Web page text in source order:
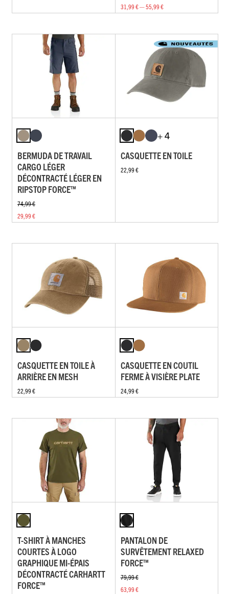
31,99 € — 55,99 €
BERMUDA DE TRAVAIL
CARGO LÉGER
DÉCONTRACTÉ LÉGER EN
RIPSTOP FORCE™
74,99 €
29,99 €
+ 4
CASQUETTE EN TOILE
22,99 €
CASQUETTE EN TOILE À
ARRIÈRE EN MESH
22,99 €
CASQUETTE EN COUTIL
FERME À VISIÈRE PLATE
24,99 €
T-SHIRT À MANCHES
COURTES À LOGO
GRAPHIQUE MI-ÉPAIS
DÉCONTRACTÉ CARHARTT
FORCE™
PANTALON DE
SURVÊTEMENT RELAXED
FORCE™
79,99 €
63,99 €